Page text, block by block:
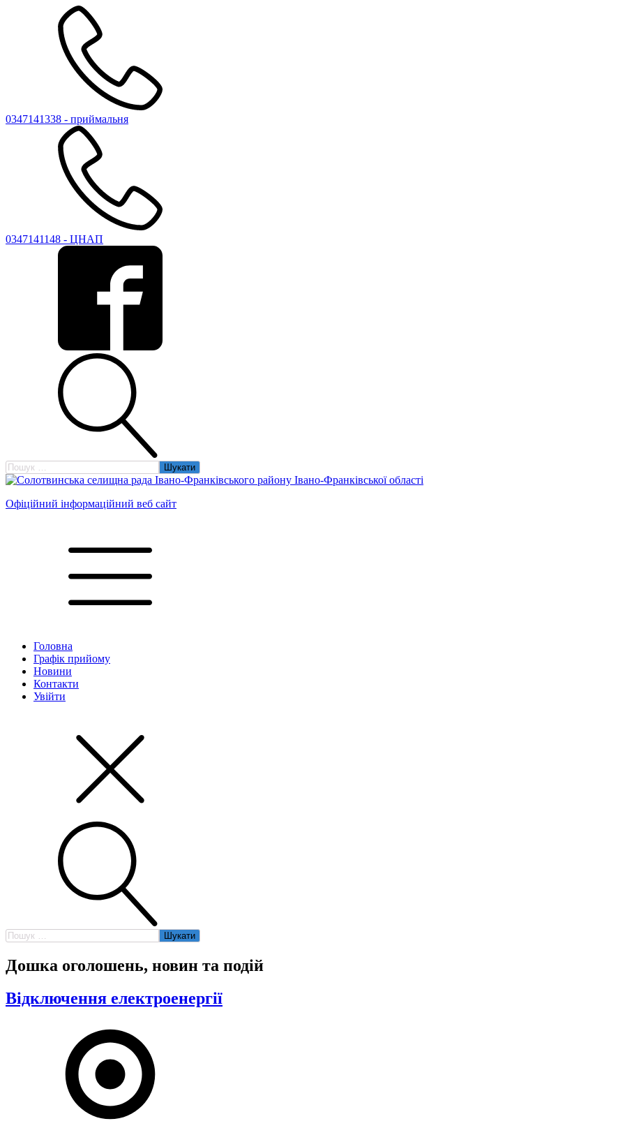
0347141338 - приймальня
0347141148 - ЦНАП
Пошук:
Офіційний інформаційний веб сайт
Головна
Графік прийому
Новини
Контакти
Увійти
Пошук:
Дошка оголошень, новин та подій
Відключення електроенергії